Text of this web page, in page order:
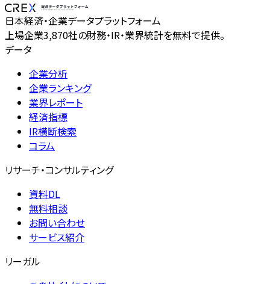
日本経済・企業データプラットフォーム
上場企業3,870社の財務・IR・業界統計を無料で提供。
データ
企業分析
企業ランキング
業界レポート
経済指標
IR横断検索
コラム
リサーチ・コンサルティング
資料DL
無料相談
お問い合わせ
サービス紹介
リーガル